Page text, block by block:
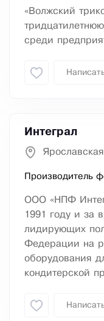
«Волжский
среди
Интеграл
Производитель
ООО «НПФ
1991 году и за
лидирующих
Федерации на
оборудования
кондитерской